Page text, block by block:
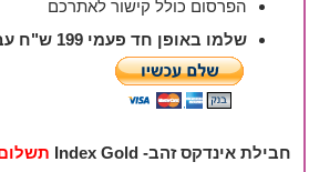
הפרסום כולל קישור לאתרכם
שלמו באופן חד פעמי 199 ש"ח עבור הפרסום, לאחר התשלום תועברו לטופס למילוי פרטי העסק, מודעתכם תאושר בתוך יממה.
חבילת אינדקס זהב- Index Gold
תשלום